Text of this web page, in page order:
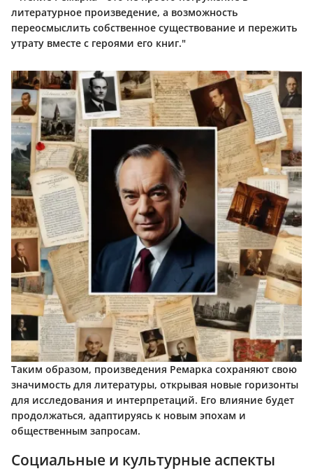
литературное произведение, а возможность
переосмыслить собственное существование и пережить
утрату вместе с героями его книг."
Таким образом, произведения Ремарка сохраняют свою
значимость для литературы, открывая новые горизонты
для исследования и интерпретаций. Его влияние будет
продолжаться, адаптируясь к новым эпохам и
общественным запросам.
Социальные и культурные аспекты